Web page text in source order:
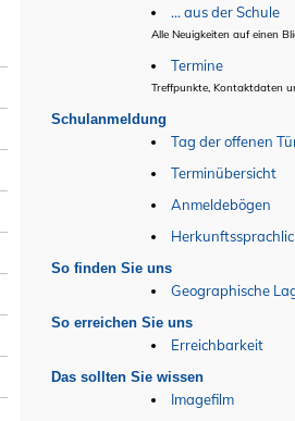
... aus der Schule
Alle Neuigkeiten auf einen
Termine
Treffpunkte, Kontaktdaten
Schulanmeldung
Tag der offenen
Terminübersicht
Anmeldebögen
So finden Sie uns
Geographische
So erreichen Sie uns
Erreichbarkeit
Das sollten Sie wissen
Imagefilm